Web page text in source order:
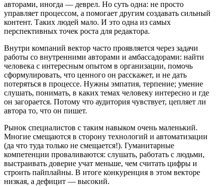
авторами, иногда — деврел. Но суть одна: не просто
управляет процессом, а помогает другим создавать сильный
контент. Таких людей мало. И это одна из самых
перспективных точек роста для редактора.
Внутри компаний вектор часто проявляется через задачи
работы со внутренними авторами и амбассадорами: найти
человека с интересным опытом в организации, помочь
сформулировать, что ценного он расскажет, и не дать
потеряться в процессе. Нужны эмпатия, терпение; умение
слушать, понимать, в каких темах человеку интересно и где
он загорается. Потому что аудитория чувствует, цепляет ли
автора то, что он пишет.
Рынок специалистов с таким навыком очень маленький.
Многие смещаются в сторону технологий и автоматизации
(да что туда только не смещается!). Гуманитарные
компетенции проваливаются: слушать, работать с людьми,
выстраивать доверие учат меньше, чем считать цифры и
строить пайплайны. В итоге конкуренция в этом векторе
низкая, а дефицит — высокий.